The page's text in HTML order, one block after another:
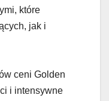
które
jak i
ceni Golden
i intensywne